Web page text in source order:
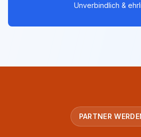
Unverbindlich &
PARTNER